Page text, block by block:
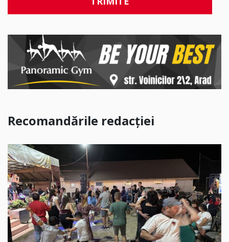
Recomandările redacției